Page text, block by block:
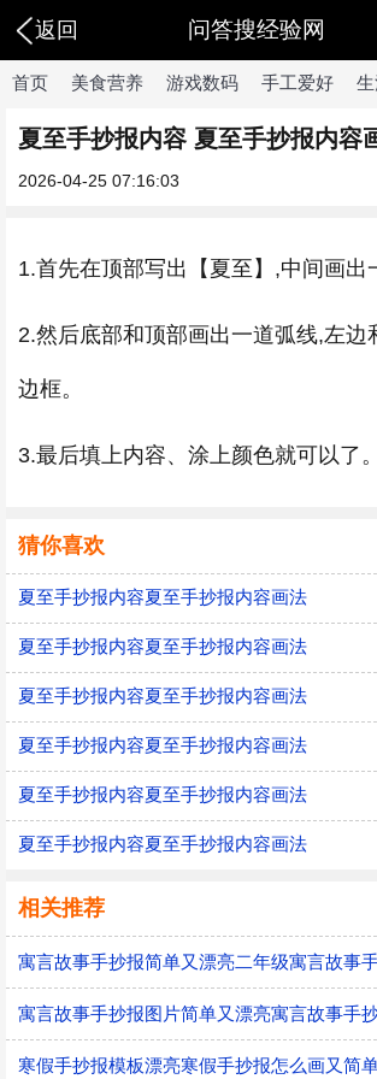
返回 问答搜经验网
首页 美食营养 游戏数码 手工爱好
夏至手抄报内容 夏至手抄报内容
2026-04-25 07:16:03
1.首先在顶部写出【夏至】,中间画出
2.然后底部和顶部画出一道弧线,左边
边框。
3.最后填上内容、涂上颜色就可以了。
猜你喜欢
夏至手抄报内容夏至手抄报内容画法
夏至手抄报内容夏至手抄报内容画法
夏至手抄报内容夏至手抄报内容画法
夏至手抄报内容夏至手抄报内容画法
夏至手抄报内容夏至手抄报内容画法
夏至手抄报内容夏至手抄报内容画法
相关推荐
寓言故事手抄报简单又漂亮二年级寓言故事
寓言故事手抄报图片简单又漂亮寓言故事手
寒假手抄报模板漂亮寒假手抄报怎么画又简